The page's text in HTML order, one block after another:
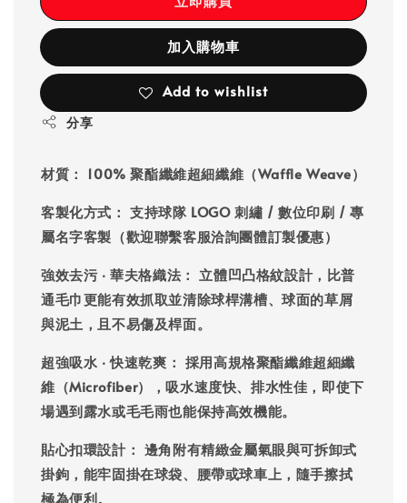
加入購物車
Add to wishlist
分享
材質：
100% 聚酯纖維超細纖維（Waffle Weave）
客製化方式： 支持球隊 LOGO 刺繡 / 數位印刷 / 專
屬名字客製（歡迎聯繫客服洽詢團體訂製優惠）
強效去污 ‧ 華夫格織法： 立體凹凸格紋設計，比普
通毛巾更能有效抓取並清除球桿溝槽、球面的草屑
與泥土，且不易傷及桿面。
超強吸水 ‧ 快速乾爽： 採用高規格聚酯纖維超細纖
維（Microfiber），吸水速度快、排水性佳，即使下
場遇到露水或毛毛雨也能保持高效機能。
貼心扣環設計： 邊角附有精緻金屬氣眼與可拆卸式
掛鉤，能牢固掛在球袋、腰帶或球車上，隨手擦拭
極為便利。